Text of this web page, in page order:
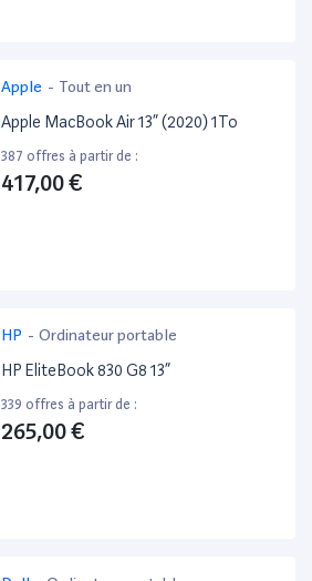
Apple - Tout en un
Apple MacBook Air 13” (2020) 1To
387 offres à partir de :
417,00 €
HP - Ordinateur portable
HP EliteBook 830 G8 13”
339 offres à partir de :
265,00 €